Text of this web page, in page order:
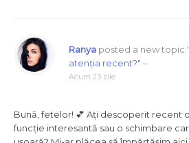
Ranya posted a new topic
atenția recent?" –
Acum 23 zile
Bună, fetelor! 💕 Ați descoperit recent
funcție interesantă sau o schimbare